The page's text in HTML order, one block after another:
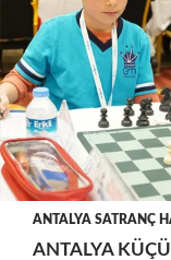
ANTALYA SATRANÇ
ANTALYA